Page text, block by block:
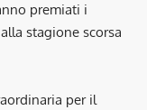
premiati i
stagione scorsa
per il